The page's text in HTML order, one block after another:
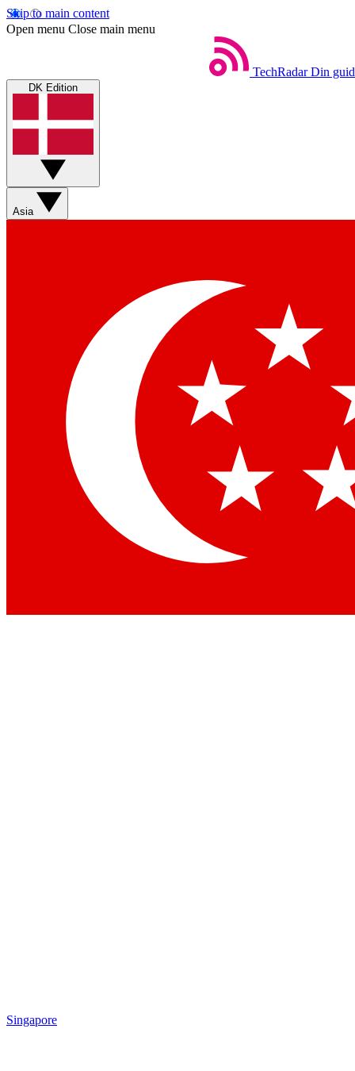
Skip to main content
Open menu Close main menu
TechRadar Din
DK Edition
Asia
Singapore